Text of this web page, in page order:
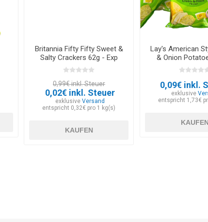
Britannia Fifty Fifty Sweet &
Salty Crackers 62g - Exp
12.03.2026
0,99€ inkl. Steuer
0,02€ inkl. Steuer
exklusiveVersand
entspricht 0,32€ pro 1 kg(s)
KAUFEN
Lay's American
& Onion
52g - EXP
0,09€ inkl.
exklusive
entspricht 1,73€
KAUFEN